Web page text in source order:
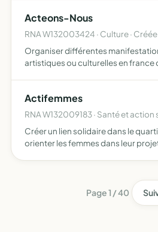
Acteons-Nous
RNA W132003424 · Culture · Créée
Organiser différentes
artistiques ou culturelles en france
Actifemmes
RNA W132009183 · Santé et action
Créer un lien solidaire dans le
orienter les femmes dans leur
Page 1 / 40